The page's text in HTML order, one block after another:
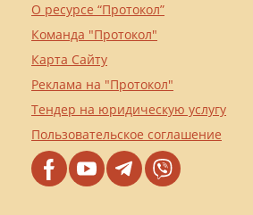
О ресурсе “Протокол”
Команда "Протокол"
Карта Сайту
Реклама на "Протокол"
Тендер на юридическую услугу
Пользовательское соглашение